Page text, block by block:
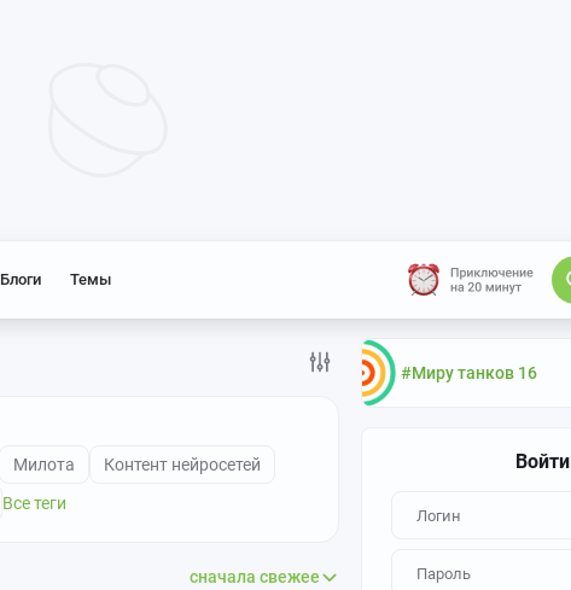
Блоги Темы
#Миру танков 16
Войти
Милота
Контент нейросетей
Все теги
сначала свежее